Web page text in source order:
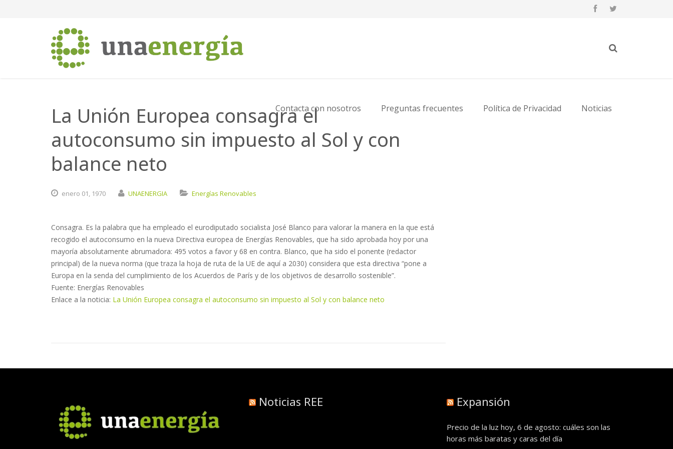
Contacta con nosotros Preguntas frecuentes Política de Privacidad Noticias
La Unión Europea consagra el
autoconsumo sin impuesto al Sol y con
balance neto
enero 01, 1970 UNAENERGIA Energías Renovables
Consagra. Es la palabra que ha empleado el eurodiputado socialista José Blanco para valorar la manera en la que está
recogido el autoconsumo en la nueva Directiva europea de Energías Renovables, que ha sido aprobada hoy por una
mayoría absolutamente abrumadora: 495 votos a favor y 68 en contra. Blanco, que ha sido el ponente (redactor
principal) de la nueva norma (que traza la hoja de ruta de la UE de aquí a 2030) considera que esta directiva “pone a
Europa en la senda del cumplimiento de los Acuerdos de París y de los objetivos de desarrollo sostenible”.
Fuente: Energías Renovables
Enlace a la noticia: La Unión Europea consagra el autoconsumo sin impuesto al Sol y con balance neto
Noticias REE Expansión
Precio de la luz hoy, 6 de agosto: cuáles son las
horas más baratas y caras del día